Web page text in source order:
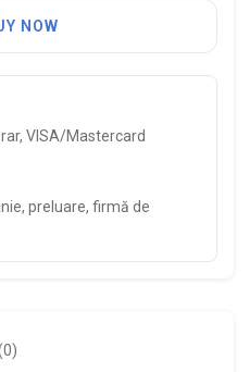
NOW
VISA/Mastercard
preluare, firmă de